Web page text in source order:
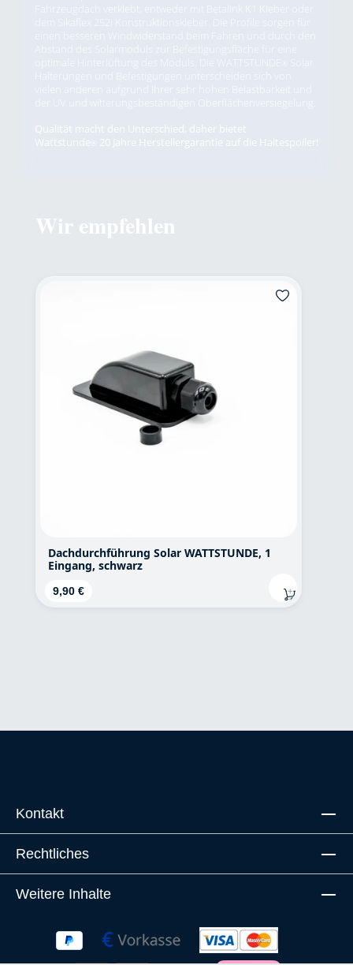
Fahrzeugdach verklebt, entweder mit Betalink K1 Kleber oder
dem Sikaflex 252i Konstruktionskleber. Die Profile sorgen für
Abstand des Solarmoduls zur Befestigungsfläche für eine
optimale Hinterlüftung des Moduls. Die WATTSTUNDE
Halterungen und Befestigungen unterscheiden sich von
vielen anderen aufgrund Ihrer sehr hohen Belastbarkeit und
der UV und witterungsbeständigen Oberflächenversiegelung.
Qualität macht den Unterschied, daher bietet
Wattstunde
20 Jahre Herstellergarantie auf die Haltespoiler!
Produktgalerie überspringen
Wir empfehlen
Dachdurchführung Solar WATTSTUNDE, 1
Eingang, schwarz
Regulärer Preis:
9,90 €
Kontakt
Rechtliches
Weitere Inhalte